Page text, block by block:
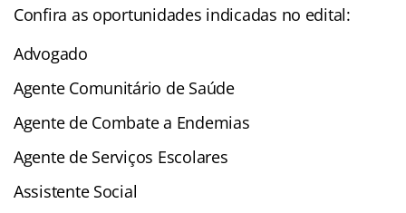
Confira as oportunidades indicadas no edital:
Advogado
Agente Comunitário de Saúde
Agente de Combate a Endemias
Agente de Serviços Escolares
Assistente Social